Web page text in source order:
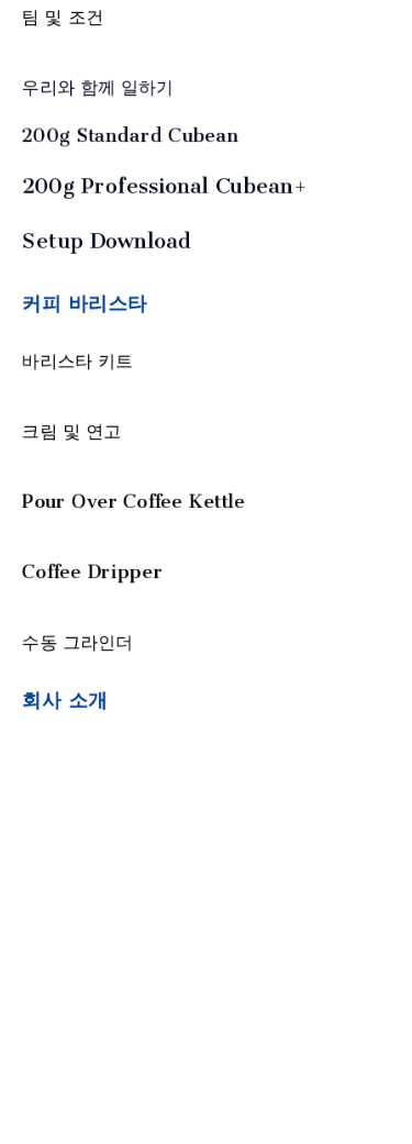
팀 및 조건
우리와 함께 일하기
200g Standard Cubean
200g Professional Cubean+
Setup Download
커피 바리스타
바리스타 키트
크림 및 연고
Pour Over Coffee Kettle
Coffee Dripper
수동 그라인더
회사 소개
KO